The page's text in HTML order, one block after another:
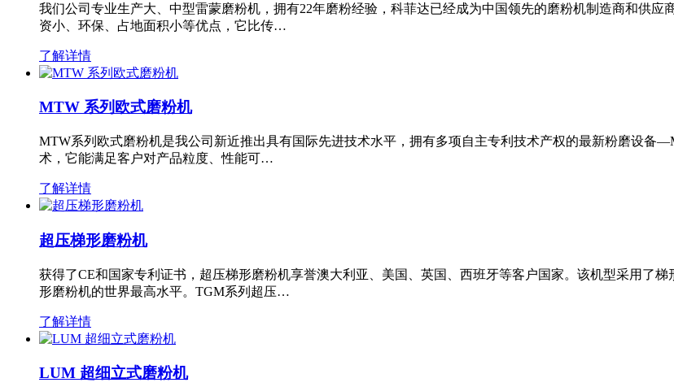
我们公司专业生产大、中型雷蒙磨粉机，拥有22年磨粉经验，科菲达已经成为中国领先的磨粉机制造商和供
资小、环保、占地面积小等优点，它比传…
了解详情
MTW 系列欧式磨粉机
MTW系列欧式磨粉机是我公司新近推出具有国际先进技术水平，拥有多项自主专利技术产权的最新粉磨设备
术，它能满足客户对产品粒度、性能可…
了解详情
超压梯形磨粉机
获得了CE和国家专利证书，超压梯形磨粉机享誉澳大利亚、美国、英国、西班牙等客户国家。该机型采用了
形磨粉机的世界最高水平。TGM系列超压…
了解详情
LUM 超细立式磨粉机